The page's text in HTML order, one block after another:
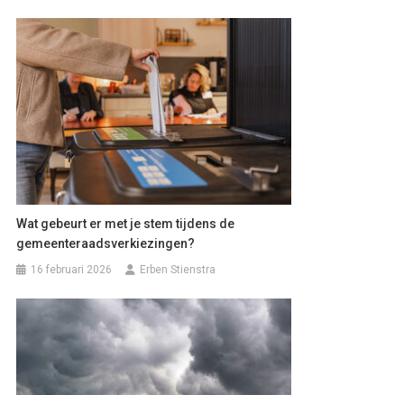
Wat gebeurt er met je stem tijdens de
gemeenteraadsverkiezingen?
16 februari 2026 Erben Stienstra